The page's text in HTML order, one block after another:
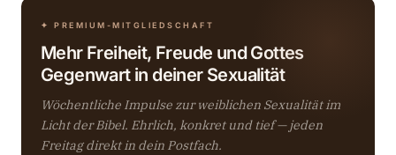
✦ PREMIUM-MITGLIEDSCHAFT
Mehr Freiheit, Freude und Gottes
Gegenwart in deiner Sexualität
Wöchentliche Impulse zur weiblichen Sexualität im
Licht der Bibel. Ehrlich, konkret und tief — jeden
Freitag direkt in dein Postfach.